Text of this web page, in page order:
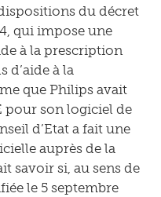
du décret
qui impose une
à la prescription
d’aide à la
que Philips avait
pour son logiciel de
d’Etat a fait une
auprès de la
savoir si, au sens de
le 5 septembre